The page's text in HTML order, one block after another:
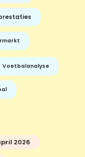
Voetbalanalyse
2026